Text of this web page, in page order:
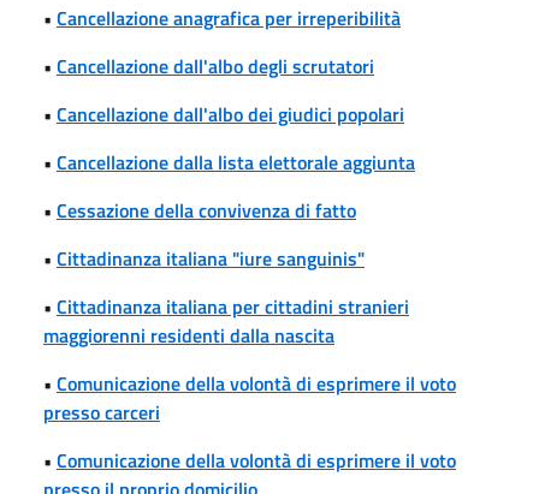
• Cancellazione anagrafica per irreperibilità
• Cancellazione dall'albo degli scrutatori
• Cancellazione dall'albo dei giudici popolari
• Cancellazione dalla lista elettorale aggiunta
• Cessazione della convivenza di fatto
• Cittadinanza italiana "iure sanguinis"
• Cittadinanza italiana per cittadini stranieri
maggiorenni residenti dalla nascita
• Comunicazione della volontà di esprimere il voto
presso carceri
• Comunicazione della volontà di esprimere il voto